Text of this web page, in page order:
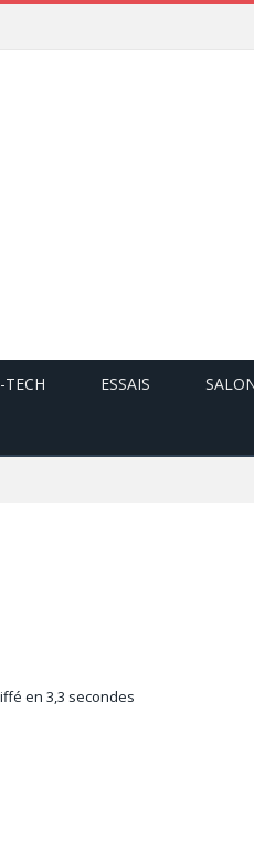
TECH ESSAIS
en 3,3 secondes